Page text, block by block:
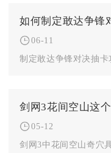
06-11
05-12